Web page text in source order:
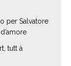
per Salvatore
tutt à